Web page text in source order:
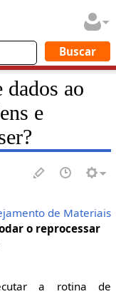
dados ao
e
de Materiais
o reprocessar
a rotina de